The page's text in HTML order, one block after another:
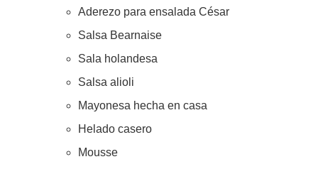
Aderezo para ensalada César
Salsa Bearnaise
Sala holandesa
Salsa alioli
Mayonesa hecha en casa
Helado casero
Mousse